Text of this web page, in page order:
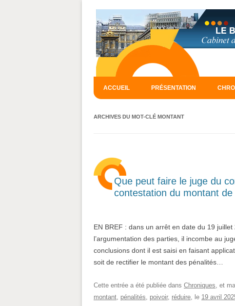
ACCUEIL PRÉSENTATION
ARCHIVES DU MOT-CLÉ MONTANT
Que peut faire le juge du
contestation du montant
EN BREF : dans un arrêt en date du 19 juillet
l’argumentation des parties, il incombe au
conclusions dont il est saisi en faisant
soit de rectifier le montant des pénalités…
Cette entrée a été publiée dans Chroniques, et
montant, pénalités, poivoir, réduire, le 19 avril